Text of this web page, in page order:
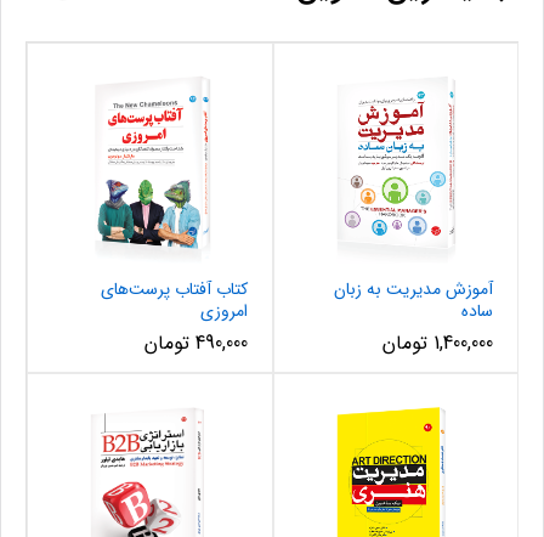
آموزش مدیریت به زبان
ساده
1,400,000 تومان
کتاب آفتاب پرست‌های
امروزی
490,000 تومان